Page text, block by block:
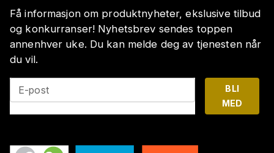
Få informasjon om produktnyheter, ekslusive tilbud
og konkurranser! Nyhetsbrev sendes toppen
annenhver uke. Du kan melde deg av tjenesten når
du vil.
E-post
BLI
MED